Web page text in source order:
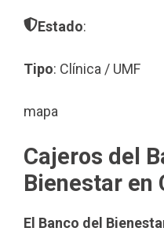
Estado:
Tipo: Clínica / UMF
mapa
Cajeros del
Bienestar en
El Banco del